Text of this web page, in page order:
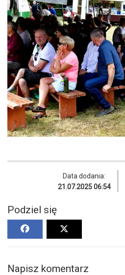
Data dodania:
21.07.2025 06:54
Podziel się
Napisz komentarz